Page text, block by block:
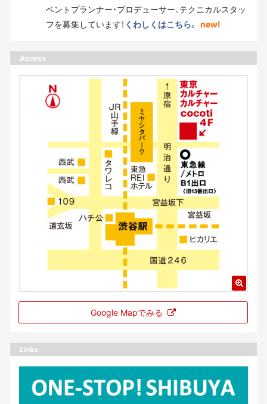
ベントプランナー・プロデューサー、テクニカルスタッ
フを募集しています！ くわしくはこちら。 new!
Access
Google Mapでみる
Links